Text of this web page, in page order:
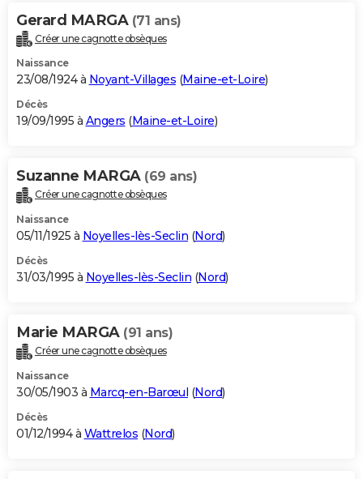
Gerard MARGA (71 ans)
Créer une cagnotte obsèques
Naissance
23/08/1924 à Noyant-Villages (Maine-et-Loire)
Décès
19/09/1995 à Angers (Maine-et-Loire)
Suzanne MARGA (69 ans)
Créer une cagnotte obsèques
Naissance
05/11/1925 à Noyelles-lès-Seclin (Nord)
Décès
31/03/1995 à Noyelles-lès-Seclin (Nord)
Marie MARGA (91 ans)
Créer une cagnotte obsèques
Naissance
30/05/1903 à Marcq-en-Barœul (Nord)
Décès
01/12/1994 à Wattrelos (Nord)